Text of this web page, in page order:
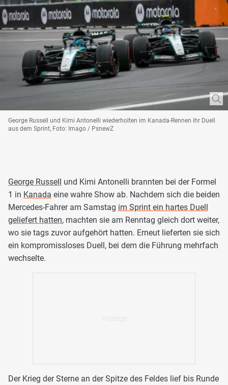
George Russell und Kimi Antonelli wiederholten im Kanada-Rennen ihr Duell
aus dem Sprint, Foto: Imago / PsnewZ
George Russell und Kimi Antonelli brannten bei der Formel
1 in Kanada eine wahre Show ab. Nachdem sich die beiden
Mercedes-Fahrer am Samstag im Sprint ein hartes Duell
geliefert hatten, machten sie am Renntag gleich dort weiter,
wo sie tags zuvor aufgehört hatten. Erneut lieferten sie sich
ein kompromissloses Duell, bei dem die Führung mehrfach
wechselte.
Der Krieg der Sterne an der Spitze des Feldes lief bis Runde